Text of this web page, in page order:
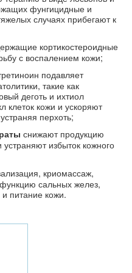
фунгицидные и
случаях прибегают к
кортикостероидные
с воспалением кожи;
подавляет
такие как
деготь и ихтиол
клеток кожи и ускоряют
перхоть;
снижают продукцию
избыток кожного
криомассаж,
сальных желез,
питание кожи.